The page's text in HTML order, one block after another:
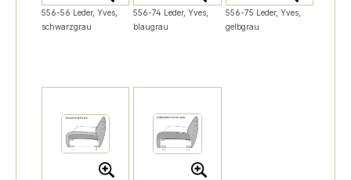
556-56 Leder, Yves,
schwarzgrau
556-74 Leder, Yves,
blaugrau
556-75 Leder, Yves,
gelbgrau